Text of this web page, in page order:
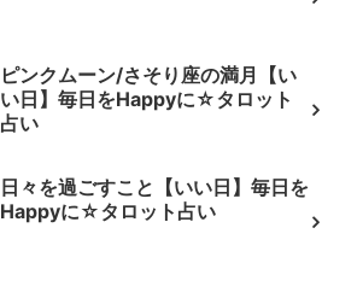
ピンクムーン/さそり座の満月【い
い日】毎日をHappyに☆タロット
占い
日々を過ごすこと【いい日】毎日を
Happyに☆タロット占い